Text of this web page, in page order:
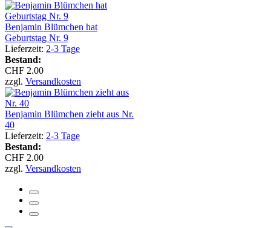
Benjamin Blümchen hat
Geburtstag Nr. 9
Lieferzeit: 2-3 Tage
Bestand:
CHF 2.00
zzgl. Versandkosten
Benjamin Blümchen zieht aus Nr.
40
Lieferzeit: 2-3 Tage
Bestand:
CHF 2.00
zzgl. Versandkosten